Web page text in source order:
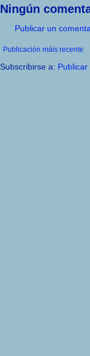
Ningún
Publicar un
Publicación máis recente
Subscribirse a: